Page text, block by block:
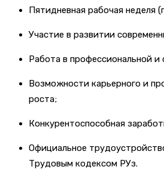
Пятидневная рабочая неделя
Участие в развитии
Работа в профессиональной и
Возможности карьерного и
роста;
Конкурентоспособная
Официальное
Трудовым кодексом РУз.